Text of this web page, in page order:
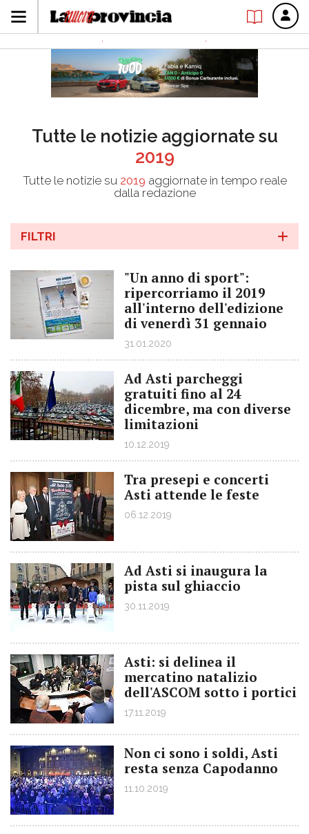
Tutte le notizie aggiornate su
2019
Tutte le notizie su 2019 aggiornate in tempo reale
dalla redazione
FILTRI
"Un anno di sport":
ripercorriamo il 2019
all'interno dell'edizione
di venerdì 31 gennaio
31.01.2020
Ad Asti parcheggi
gratuiti fino al 24
dicembre, ma con diverse
limitazioni
10.12.2019
Tra presepi e concerti
Asti attende le feste
06.12.2019
Ad Asti si inaugura la
pista sul ghiaccio
30.11.2019
Asti: si delinea il
mercatino natalizio
dell'ASCOM sotto i portici
17.11.2019
Non ci sono i soldi, Asti
resta senza Capodanno
11.10.2019